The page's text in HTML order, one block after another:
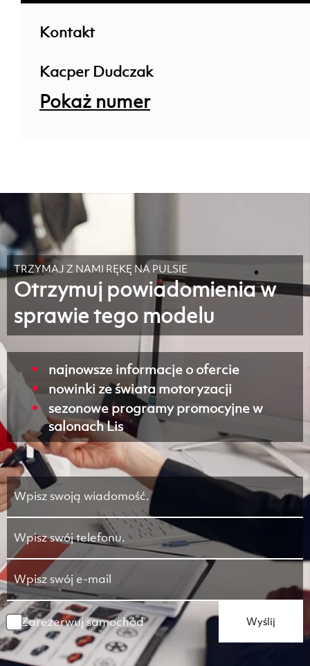
Kontakt
Kacper Dudczak
Pokaż numer
TRZYMAJ Z NAMI RĘKĘ NA PULSIE
Otrzymuj powiadomienia w
sprawie tego modelu
najnowsze informacje o ofercie
nowinki ze świata motoryzacji
sezonowe programy promocyjne w
salonach Lis
Zarezerwuj samochód Wyślij